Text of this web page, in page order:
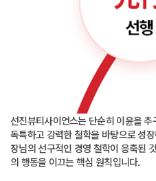
선진뷰티사이언스는 단순히 이윤을
독특하고 강력한 철학을 바탕으로 성
장님의 선구적인 경영 철학이 응축된
의 행동을 이끄는 핵심 원칙입니다.